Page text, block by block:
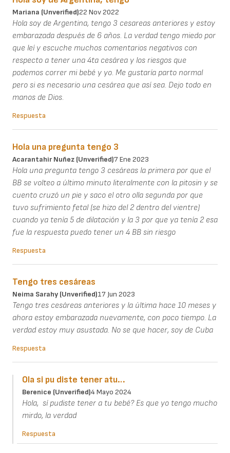
Mariana (unverified)22 Nov 2022
Hola soy de Argentina, tengo 3 cesareas anteriores y estoy
embarazada después de 6 años. La verdad tengo miedo por
que leí y escuche muchos comentarios negativos con
respecto a tener una 4ta cesárea y los riesgos que
podemos correr mi bebé y yo. Me gustaría parto normal
pero si es necesario una cesárea que así sea. Dejo todo en
manos de Dios.
Respuesta
Hola una pregunta tengo 3
Acarantahir Nuñez (unverified)7 Ene 2023
Hola una pregunta tengo 3 cesáreas la primera por que el
BB se volteo a último minuto literalmente con la pitosin y se
cuento cruzó un pie y saco el otro olla segunda por que
tuvo sufrimiento fetal (se hizo del 2 dentro del vientre)
cuando ya tenía 5 de dilatación y la 3 por que ya tenía 2 esa
fue la respuesta puedo tener un 4 BB sin riesgo
Respuesta
Tengo tres cesáreas
Neima Sarahy (unverified)17 Jun 2023
Tengo tres cesáreas anteriores y la última hace 10 meses y
ahora estoy embarazada nuevamente, con poco tiempo. La
verdad estoy muy asustada. No se que hacer, soy de Cuba
Respuesta
Ola si pu diste tener atu…
Berenice (unverified)4 Mayo 2024
Hola, sí pudiste tener a tu bebé? Es que yo tengo mucho
mirdo, la verdad
Respuesta